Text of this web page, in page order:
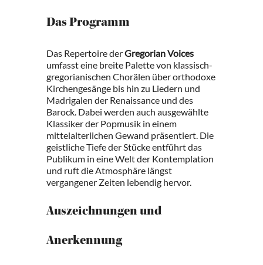
Das Programm
Das Repertoire derGregorian Voices
umfasst eine breite Palette von klassisch-
gregorianischen Chorälen über orthodoxe
Kirchengesänge bis hin zu Liedern und
Madrigalen der Renaissance und des
Barock. Dabei werden auch ausgewählte
Klassiker der Popmusik in einem
mittelalterlichen Gewand präsentiert. Die
geistliche Tiefe der Stücke entführt das
Publikum in eine Welt der Kontemplation
und ruft die Atmosphäre längst
vergangener Zeiten lebendig hervor.
Auszeichnungen und
Anerkennung